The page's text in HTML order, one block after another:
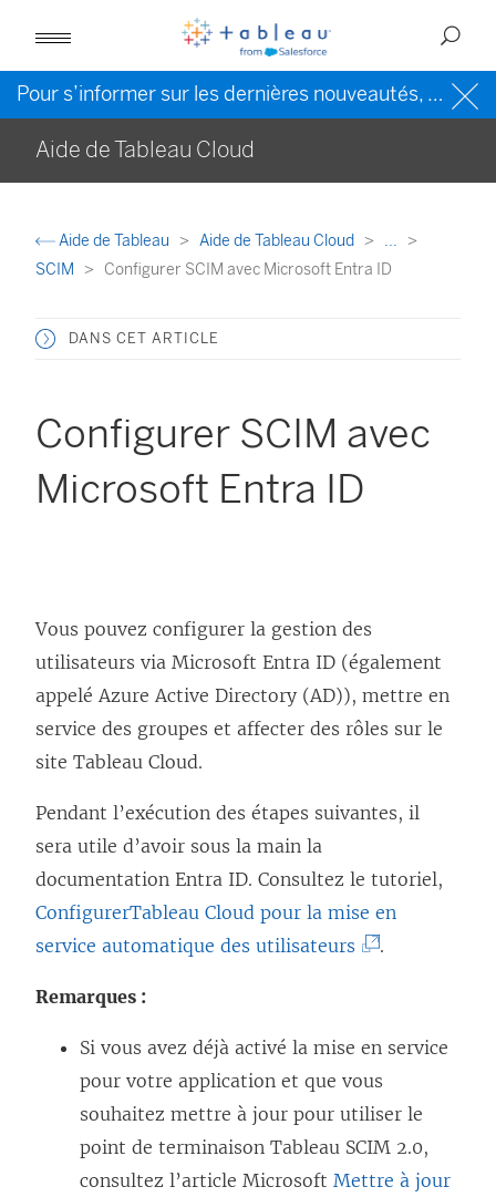
Pour s’informer sur les dernières nouveautés, veuillez consulter l’
Aide de Tableau Cloud
Aide de Tableau Aide de Tableau Cloud
...
SCIM
Configurer SCIM avec Microsoft Entra ID
DANS CET ARTICLE
Configurer SCIM avec
Microsoft Entra ID
Vous pouvez configurer la gestion des
utilisateurs via Microsoft Entra ID (également
appelé Azure Active Directory (AD)), mettre en
service des groupes et affecter des rôles sur le
site Tableau Cloud.
Pendant l’exécution des étapes suivantes, il
sera utile d’avoir sous la main la
documentation Entra ID. Consultez le tutoriel,
ConfigurerTableau Cloud pour la mise en
service automatique des utilisateurs
i
e
n
s
.
Remarques :
Si vous avez déjà activé la mise en service
pour votre application et que vous
souhaitez mettre à jour pour utiliser le
point de terminaison Tableau SCIM 2.0,
consultez l’article Microsoft Mettre à jour